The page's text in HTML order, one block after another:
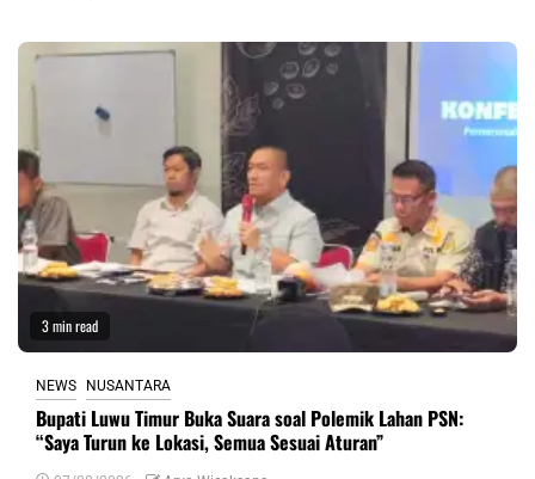
3 min read
NEWS NUSANTARA
Bupati Luwu Timur Buka Suara soal Polemik Lahan PSN:
“Saya Turun ke Lokasi, Semua Sesuai Aturan”